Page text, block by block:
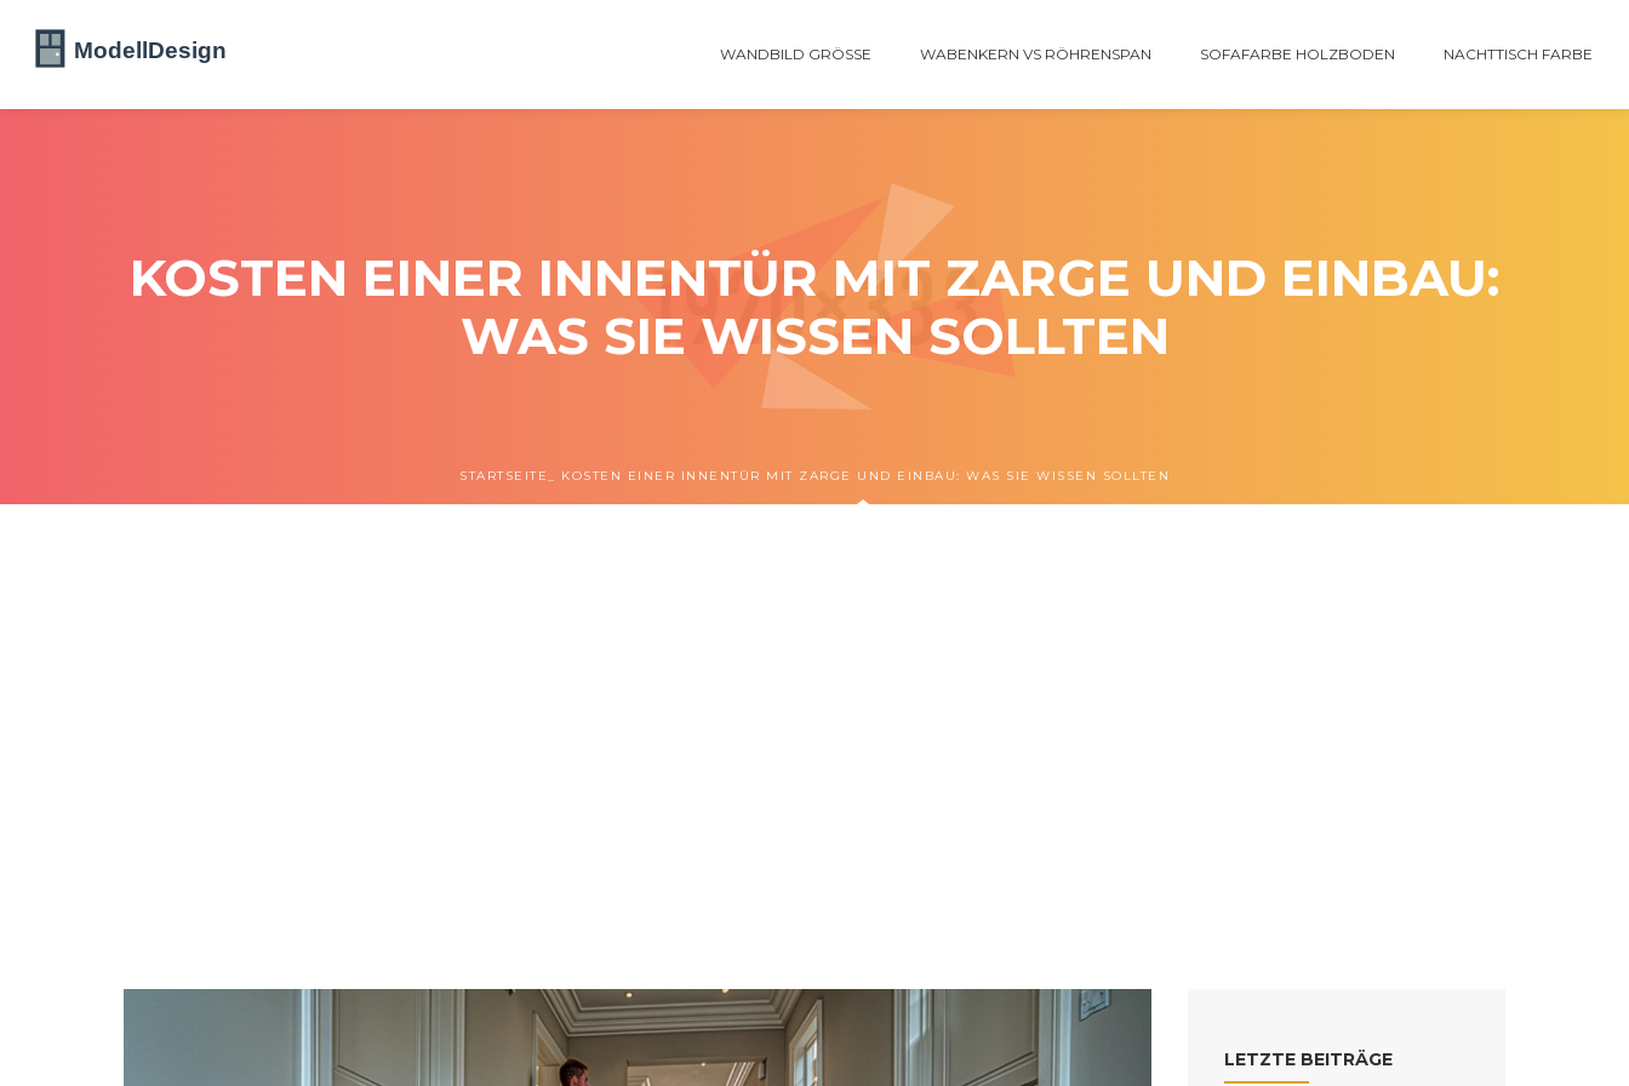
WANDBILD GRÖSSE WABENKERN VS RÖHRENSPAN SOFAFARBE HOLZBODEN NACHTTISCH FARBE
KOSTEN EINER INNENTÜR MIT ZARGE UND EINBAU:
WAS SIE WISSEN SOLLTEN
STARTSEITE KOSTEN EINER INNENTÜR MIT ZARGE UND EINBAU: WAS SIE WISSEN SOLLTEN
LETZTE BEITRÄGE